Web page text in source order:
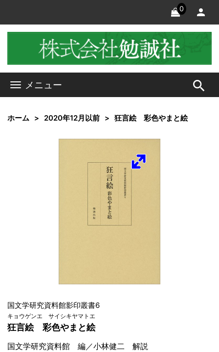
0
メニュー search
ホーム 2020年12月以前 狂言絵 彩色やまと絵
国文学研究資料館影印叢書6
キョウゲンエ サイシキヤマトエ
狂言絵 彩色やまと絵
国文学研究資料館 編／小林健二 解説